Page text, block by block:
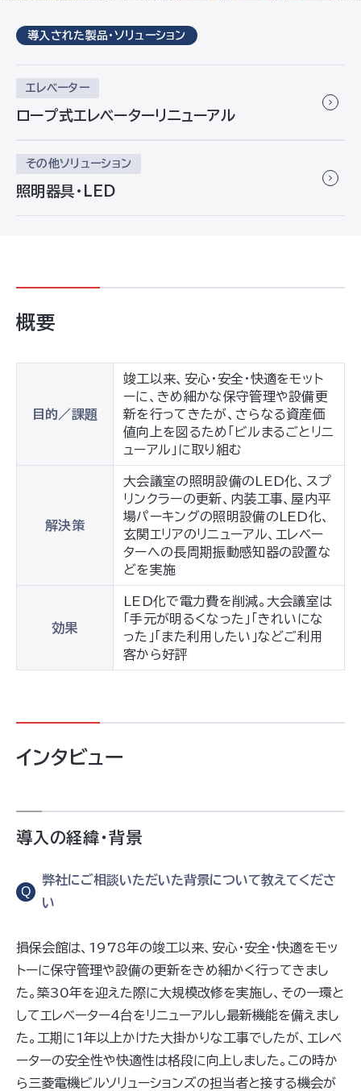
導入された製品・ソリューション
エレベーター
ロープ式エレベーターリニューアル
その他ソリューション
照明器具・LED
概要
目的／課題
竣工以来、安心・安全・快適をモット
ーに、きめ細かな保守管理や設備更
新を行ってきたが、さらなる資産価
値向上を図るため「ビルまるごとリニ
ューアル」に取り組む
解決策
大会議室の照明設備のLED化、スプ
リンクラーの更新、内装工事、屋内平
場パーキングの照明設備のLED化、
玄関エリアのリニューアル、エレベー
ターへの長周期振動感知器の設置な
どを実施
効果
LED化で電力費を削減。大会議室は
「手元が明るくなった」「きれいにな
った」「また利用したい」などご利用
客から好評
インタビュー
導入の経緯・背景
Q
弊社にご相談いただいた背景について教えてくださ
い
損保会館は、1978年の竣工以来、安心・安全・快適をモッ
トーに保守管理や設備の更新をきめ細かく行ってきまし
た。築30年を迎えた際に大規模改修を実施し、その一環と
してエレベーター4台をリニューアルし最新機能を備えまし
た。工期に1年以上かけた大掛かりな工事でしたが、エレベ
ーターの安全性や快適性は格段に向上しました。この時か
ら三菱電機ビルソリューションズの担当者と接する機会が